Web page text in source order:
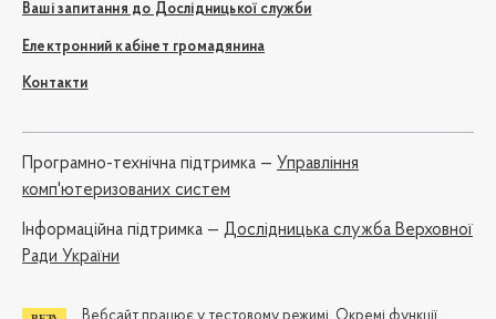
Ваші запитання до Дослідницької служби
Електронний кабінет громадянина
Контакти
Програмно-технічна підтримка — Управління
комп'ютеризованих систем
Iнформаційна підтримка — Дослідницька служба Верховної
Ради України